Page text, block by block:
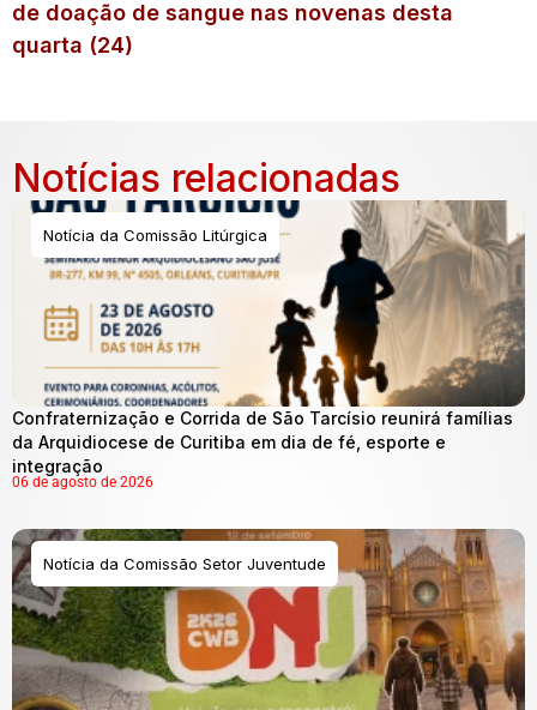
de doação de sangue nas novenas desta
quarta (24)
Notícias relacionadas
Notícia da Comissão Litúrgica
Confraternização e Corrida de São Tarcísio reunirá famílias
da Arquidiocese de Curitiba em dia de fé, esporte e
integração
06 de agosto de 2026
Notícia da Comissão Setor Juventude